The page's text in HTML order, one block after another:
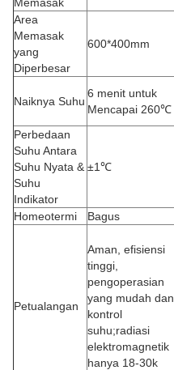
Area
Memasak
yang
Diperbesar
600*400mm
Naiknya Suhu
6 menit untuk
Mencapai 260℃
Perbedaan
Suhu Antara
Suhu Nyata &
Suhu
Indikator
±1℃
Homeotermi Bagus
Petualangan
Aman, efisiensi
tinggi,
pengoperasian
yang mudah dan
kontrol
suhu;radiasi
elektromagnetik
hanya 18-30k